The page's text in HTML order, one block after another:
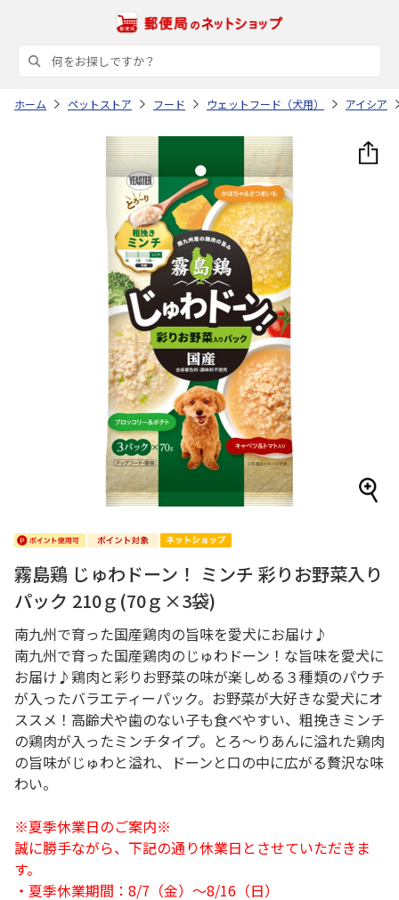
ホーム ペットストア フード ウェットフード（犬用） アイシア
霧島鶏 じゅわドーン！ ミンチ 彩りお野菜入り
パック 210ｇ(70ｇ×3袋)
南九州で育った国産鶏肉の旨味を愛犬にお届け♪
南九州で育った国産鶏肉のじゅわドーン！な旨味を愛犬に
お届け♪鶏肉と彩りお野菜の味が楽しめる３種類のパウチ
が入ったバラエティーパック。お野菜が大好きな愛犬にオ
ススメ！高齢犬や歯のない子も食べやすい、粗挽きミンチ
の鶏肉が入ったミンチタイプ。とろ～りあんに溢れた鶏肉
の旨味がじゅわと溢れ、ドーンと口の中に広がる贅沢な味
わい。
※夏季休業日のご案内※
誠に勝手ながら、下記の通り休業日とさせていただきま
す。
・夏季休業期間：8/7（金）～8/16（日）